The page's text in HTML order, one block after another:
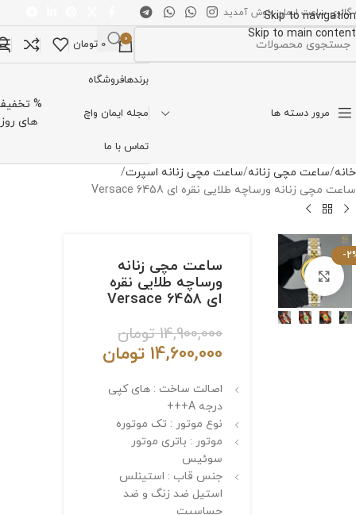
Skip to navigation
Skip to main content
گالری ساعت ایمان خوش آمدید
0
0 تومان
مرور دسته ها
برندهافروشگاه
مجله ایمان واچ
تماس با ما
%
های روز
خانه ساعت مچی زنانه ساعت مچی زنانه اسپرت
ساعت مچی زنانه ورساچه طلایی نقره ای Versace 6458
-
برای بزرگنمایی کلیک کنیدساعت مچی زنانه
ورساچه طلایی نقره
ای Versace 6458
14,900,000 تومان
14,600,000 تومان
اصالت ساخت : های کپی
درجه A+++
نوع موتور : تک موتوره
موتور : باتری موتور
سوئیس
جنس قاب : استینلس
استیل ضد زنگ و ضد
حساسیت